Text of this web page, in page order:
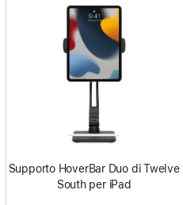
Supporto HoverBar Duo di Twelve
South per iPad